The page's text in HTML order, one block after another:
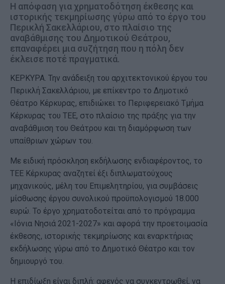
Η απόφαση για χρηματοδότηση έκθεσης και
ιστορικής τεκμηρίωσης γύρω από το έργο του
Περικλή Σακελλάριου, στο πλαίσιο της
αναβάθμισης του Δημοτικού Θεάτρου,
επαναφέρει μια συζήτηση που η πόλη δεν
έκλεισε ποτέ πραγματικά.
ΚΕΡΚΥΡΑ. Την ανάδειξη του αρχιτεκτονικού έργου του
Περικλή Σακελλάριου, με επίκεντρο το Δημοτικό
Θέατρο Κέρκυρας, επιδιώκει το Περιφερειακό Τμήμα
Κέρκυρας του ΤΕΕ, στο πλαίσιο της πράξης για την
αναβάθμιση του Θεάτρου και τη διαμόρφωση των
υπαίθριων χώρων του.
Με ειδική πρόσκληση εκδήλωσης ενδιαφέροντος, το
ΤΕΕ Κέρκυρας αναζητεί έξι διπλωματούχους
μηχανικούς, μέλη του Επιμελητηρίου, για συμβάσεις
μίσθωσης έργου συνολικού προϋπολογισμού 18.000
ευρώ. Το έργο χρηματοδοτείται από το πρόγραμμα
«Ιόνια Νησιά 2021-2027» και αφορά την προετοιμασία
έκθεσης, ιστορικής τεκμηρίωσης και εναρκτήριας
εκδήλωσης γύρω από το Δημοτικό Θέατρο και τον
δημιουργό του.
Η επιδίωξη είναι διπλή: αφενός να συγκεντρωθεί, να